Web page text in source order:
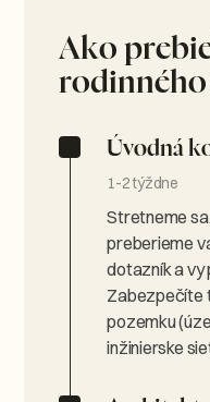
Ako
Úvodná
1-2 týždne
Stretneme
preberieme
dotazník a vy
Zabezpečíte
pozemku
inžinierske